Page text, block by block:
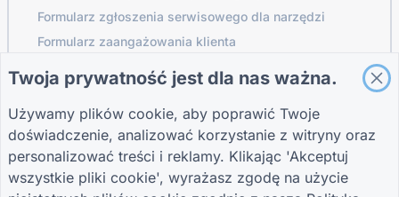
Formularz zgłoszenia serwisowego dla narzędzi
Formularz zaangażowania klienta
PRZEWODNIKI
Centrum pomocy
Bloga
TIGER FORM
Przewodnik
FIRMA
O nas
Skontaktuj się z
nami
WARUNKI
Warunki
Polityka prywatności
Ustawienia plików
cookie
Twoja prywatność jest dla nas ważna.
Używamy plików cookie, aby poprawić Twoje
doświadczenie, analizować korzystanie z witryny oraz
personalizować treści i reklamy. Klikając 'Akceptuj
wszystkie pliki cookie', wyrażasz zgodę na użycie